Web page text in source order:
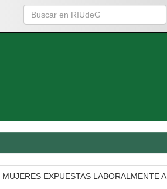
EXPUESTAS LABORALMENTE A